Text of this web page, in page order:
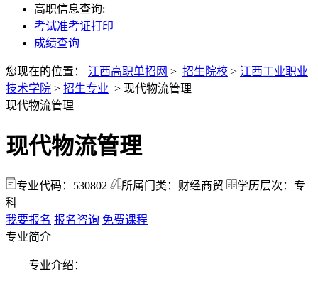
高职信息查询:
考试准考证打印
成绩查询
您现在的位置： 江西高职单招网 > 招生院校 > 江西工业职业
技术学院 > 招生专业 > 现代物流管理
现代物流管理
现代物流管理
专业代码：530802 所属门类：财经商贸
学历层次：专
科
我要报名 报名咨询 免费课程
专业简介
专业介绍：